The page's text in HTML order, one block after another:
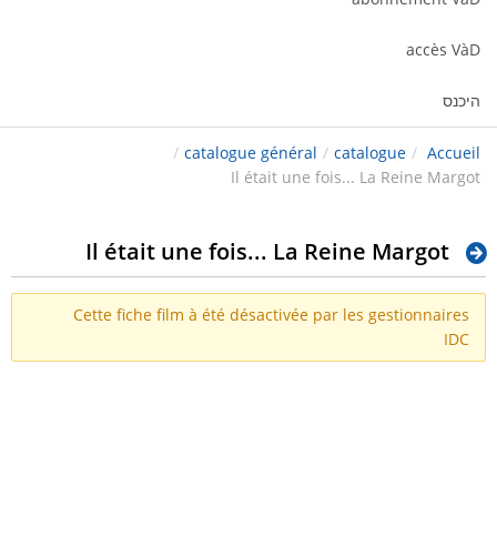
accès VàD
היכנס
Accueil
/
catalogue
/
catalogue général
/
Il était une fois... La Reine Margot
Il était une fois... La Reine Margot
Cette fiche film à été désactivée par les gestionnaires
IDC